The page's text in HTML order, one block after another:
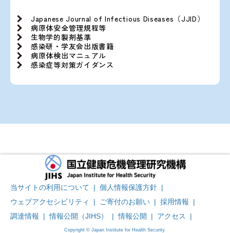
Japanese Journal of Infectious Diseases（JJID）
病原体安全管理規程等
生物学的製剤基準
感染研・学友会出版書籍
病原体検出マニュアル
感染症等対策ガイダンス
当サイトの利用について | 個人情報保護方針 |
ウェブアクセシビリティ
| ご寄付のお願い | 採用情報
|
調達情報
| 情報公開（JIHS） | 情報公開 | アクセス |
Copyright © Japan Institute for Health Security.